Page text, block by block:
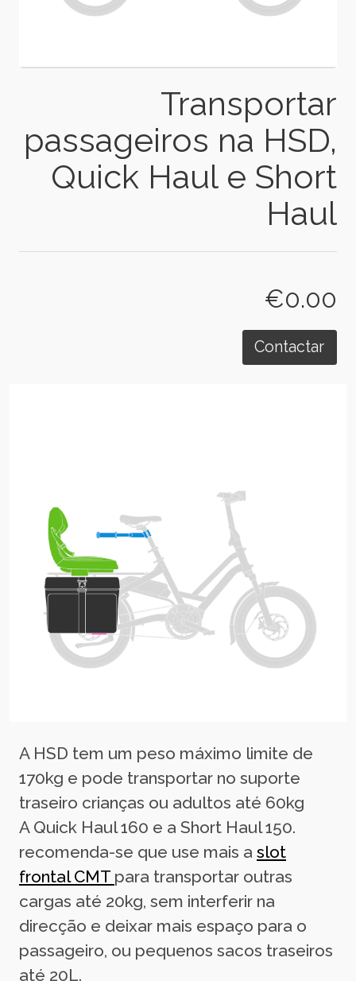
Transportar
passageiros na HSD,
Quick Haul e Short
Haul
€0.00
Contactar
A HSD tem um peso máximo limite de
170kg e pode transportar no suporte
traseiro crianças ou adultos até 60kg
A Quick Haul 160 e a Short Haul 150.
recomenda-se que use mais a slot
frontal CMT para transportar outras
cargas até 20kg, sem interferir na
direcção e deixar mais espaço para o
passageiro, ou pequenos sacos traseiros
até 20L.